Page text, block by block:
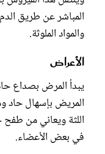
المباشر عن طريق
والمواد الملوثة.
الأعراض
يبدأ المرض بصداع
المريض بإسهال حاد
اللثة ويعاني من
في بعض الأعضاء.